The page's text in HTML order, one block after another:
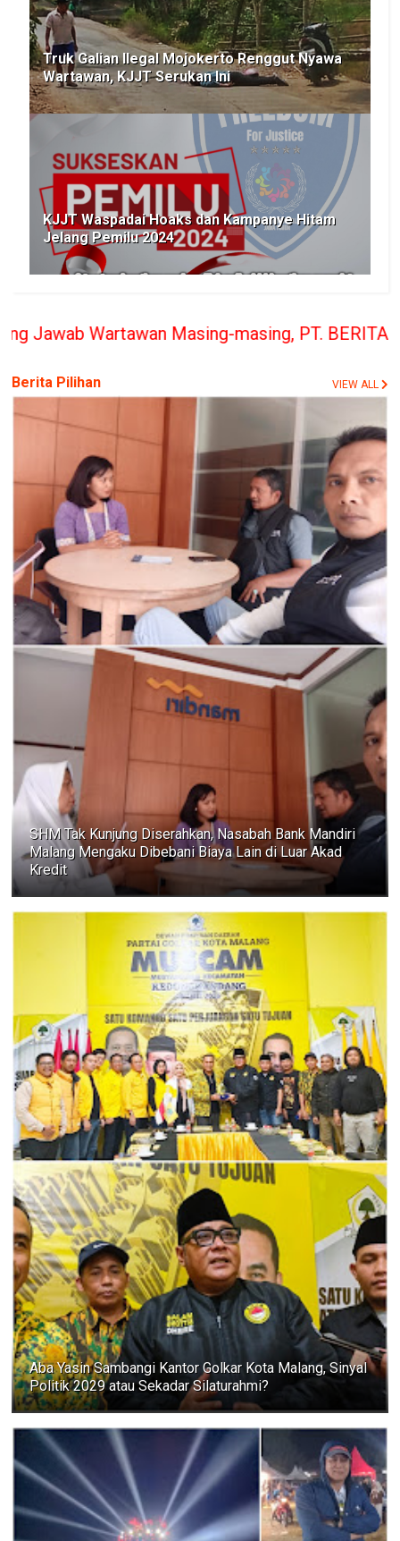
Truk Galian Ilegal Mojokerto Renggut Nyawa
Wartawan, KJJT Serukan Ini
KJJT Waspadai Hoaks dan Kampanye Hitam
Jelang Pemilu 2024
Masing-masing, PT. BERITA RAKYAT
Berita Pilihan VIEW ALL
SHM Tak Kunjung Diserahkan, Nasabah Bank Mandiri
Malang Mengaku Dibebani Biaya Lain di Luar Akad
Kredit
Aba Yasin Sambangi Kantor Golkar Kota Malang, Sinyal
Politik 2029 atau Sekadar Silaturahmi?